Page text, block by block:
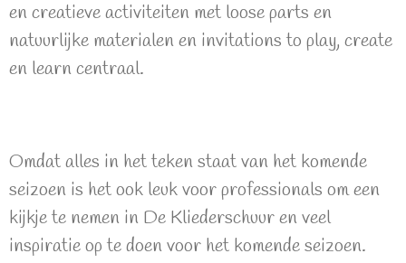
en creatieve activiteiten met loose parts en
natuurlijke materialen en invitations to play, create
en learn centraal.
Omdat alles in het teken staat van het komende
seizoen is het ook leuk voor professionals om een
kijkje te nemen in De Kliederschuur en veel
inspiratie op te doen voor het komende seizoen.